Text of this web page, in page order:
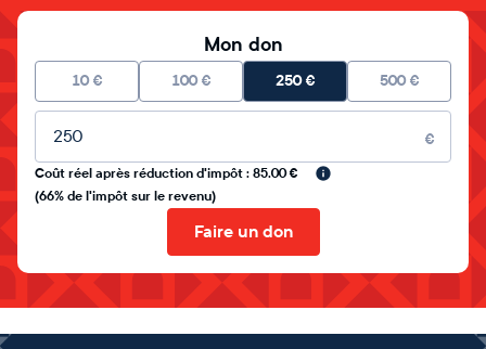
Mon don
10 € 100 € 250€ 500 €
Montant libre
€
Coût réel après réduction d'impôt : 85.00 €
(66% de l'impôt sur le revenu)
Faire un don